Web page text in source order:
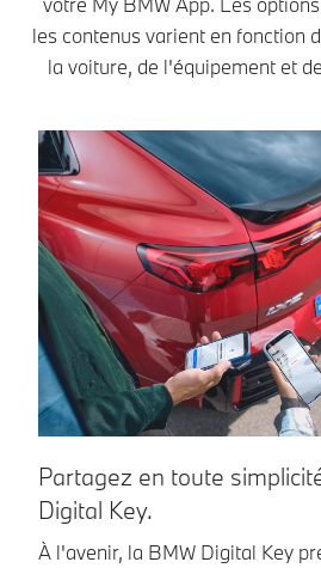
les contenus varient en fonction
la voiture, de l'équipement et
Partagez en toute
Digital Key.
À l'avenir, la BMW Digital Key